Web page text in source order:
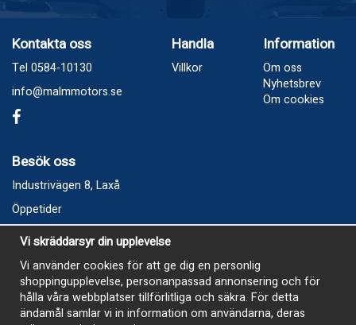
Kontakta oss
Tel 0584-10130
info@malmmotors.se
Handla
Villkor
Information
Om oss
Nyhetsbrev
Om cookies
Besök oss
Industrivägen 8, Laxå
Öppetider
Vecka 32
Måndag kl 9-12, kl 13 - 15
Onsdag kl 9-12, kl 13 - 15
Tisdag, Tordag och Fredag stängt
E-Handelsbutiken är öppen och paket skickas hela
Vi skräddarsyr din upplevelse
Vi använder cookies för att ge dig en personlig
shoppingupplevelse, personanpassad annonsering och för
hålla våra webbplatser tillförlitliga och säkra. För detta
ändamål samlar vi in information om användarna, deras